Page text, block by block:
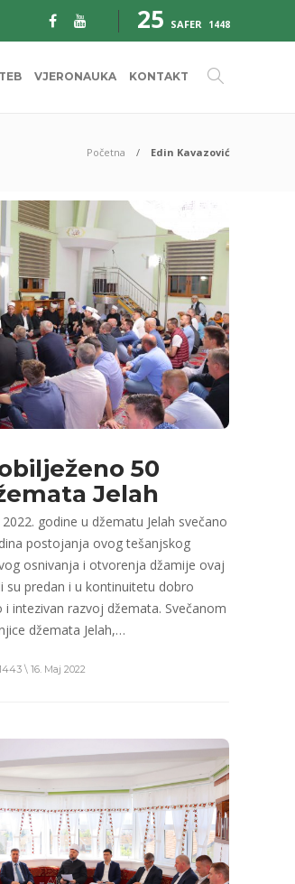
25 SAFER 1448
VJERONAUKA KONTAKT
Početna Edin Kavazović
50
Jelah
godine u džematu Jelah svečano
postojanja ovog tešanjskog
osnivanja i otvorenja džamije ovaj
su predan i u kontinuitetu dobro
i intezivan razvoj džemata. Svečanom
džemata Jelah,…
\ 16. Maj 2022